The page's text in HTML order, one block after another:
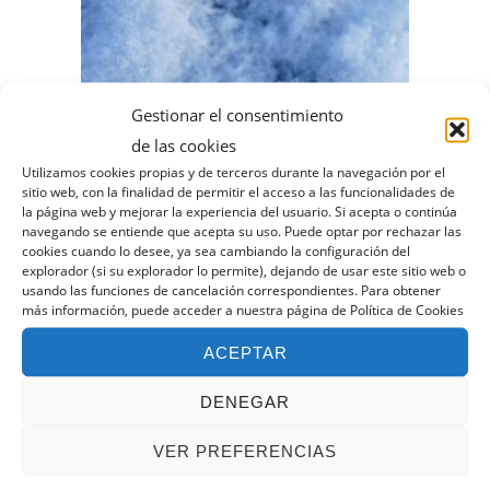
Gestionar el consentimiento
de las cookies
Utilizamos cookies propias y de terceros durante la navegación por el
sitio web, con la finalidad de permitir el acceso a las funcionalidades de
la página web y mejorar la experiencia del usuario. Si acepta o continúa
navegando se entiende que acepta su uso. Puede optar por rechazar las
cookies cuando lo desee, ya sea cambiando la configuración del
explorador (si su explorador lo permite), dejando de usar este sitio web o
usando las funciones de cancelación correspondientes. Para obtener
más información, puede acceder a nuestra página de Política de Cookies
ACEPTAR
DENEGAR
VER PREFERENCIAS
tiene
múltiples
variantes.
opciones
se
pueden
elegir
en
la
Curso teórico-práctico de
nivología y rescate en aludes
SELECCIONAR OPCIONES
tiene